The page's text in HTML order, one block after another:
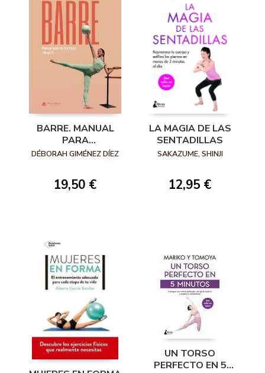
BARRE. MANUAL
PARA
INSTRUCTORES
DÉBORAH GIMÉNEZ DÍEZ
19,50 €
LA MAGIA DE LAS
SENTADILLAS
SAKAZUME, SHINJI
12,95 €
UN TORSO
PERFECTO EN 5